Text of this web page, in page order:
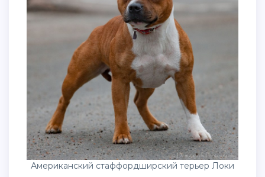
Американский стаффордширский терьер Локи